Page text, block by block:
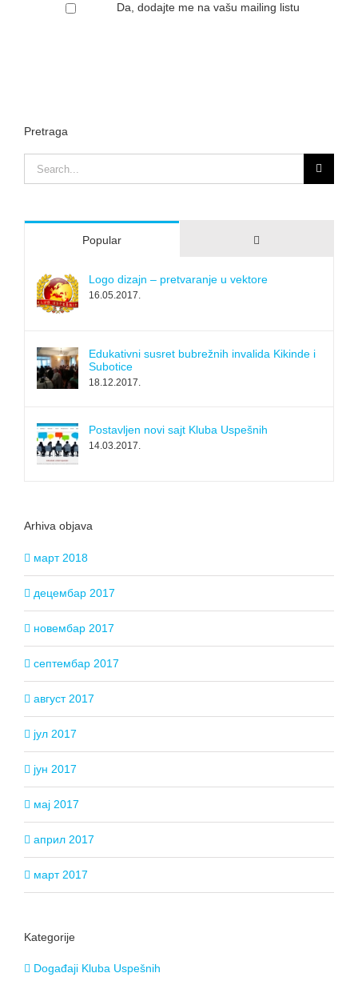
Da, dodajte me na vašu mailing listu
Pretraga
Search
for:
Popular Comments
Logo dizajn – pretvaranje u vektore
16.05.2017.
Edukativni susret bubrežnih invalida Kikinde i
Subotice
18.12.2017.
Postavljen novi sajt Kluba Uspešnih
14.03.2017.
Arhiva objava
март 2018
децембар 2017
новембар 2017
септембар 2017
август 2017
јул 2017
јун 2017
мај 2017
април 2017
март 2017
Kategorije
Događaji Kluba Uspešnih